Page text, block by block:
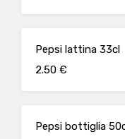
Pepsi lattina 33cl
2.50 €
Pepsi bottiglia